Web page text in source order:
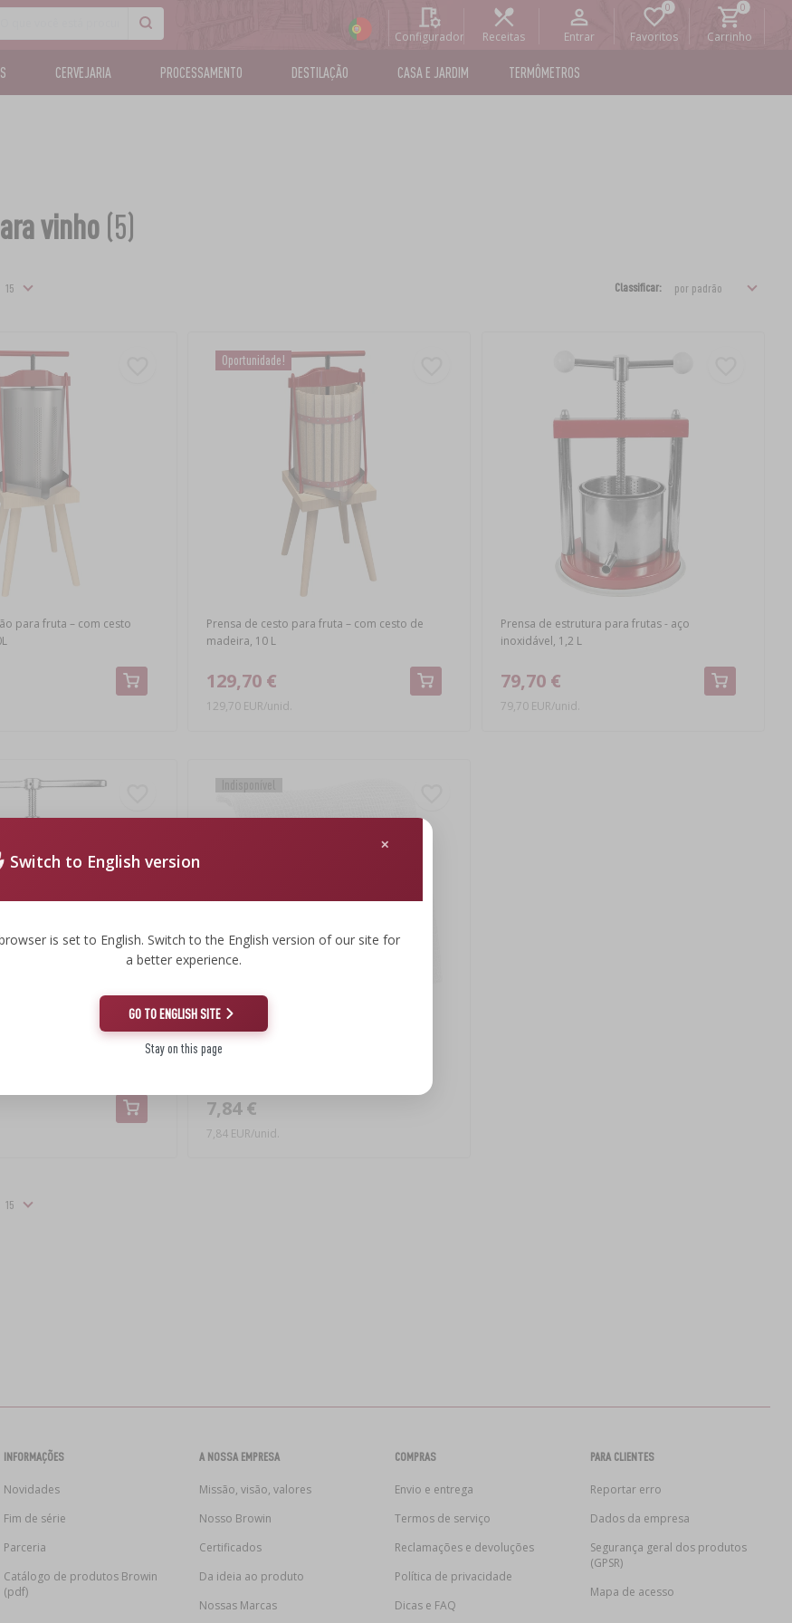
Configurador Receitas Entrar Favoritos Carrinho
CERVEJARIA PROCESSAMENTO DESTILAÇÃO CASA E JARDIM TERMÔMETROS
vinho(5)
Classificar:
para fruta – com cesto
Oportunidade!
Prensa de cesto para fruta – com cesto de
madeira, 10 L
129,70 €
129,70 EUR/unid.
Prensa de estrutura para frutas - aço
inoxidável, 1,2 L
79,70 €
79,70 EUR/unid.
para fruta - aço inoxidável,
Saco de nylon para prensa de armação 10 L
7,84 €
7,84 EUR/unid.
Switch to English version
is set to English. Switch to the English version of our site for
a better experience.
GO TO ENGLISH SITE
Stay on this page
INFORMAÇÕES
Novidades
Fim de série
Parceria
Catálogo de produtos Browin
(pdf)
A NOSSA EMPRESA
Missão, visão, valores
Nosso Browin
Certificados
Da ideia ao produto
Nossas Marcas
COMPRAS
Envio e entrega
Termos de serviço
Reclamações e devoluções
Política de privacidade
Dicas e FAQ
PARA CLIENTES
Reportar erro
Dados da empresa
Segurança geral dos produtos
(GPSR)
Mapa de acesso